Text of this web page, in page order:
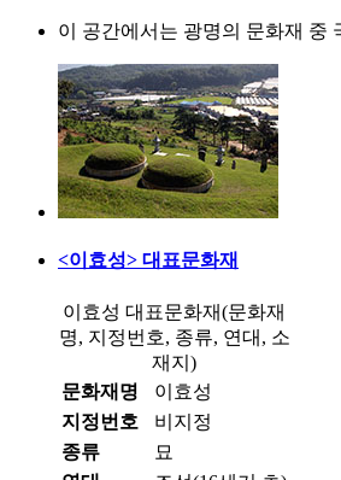
이 공간에서는 광명의 문화재 중
<이효성> 대표문화재
이효성 대표문화재(문화재
명, 지정번호, 종류, 연대, 소
재지)
문화재명
이효성
지정번호
비지정
종류
묘